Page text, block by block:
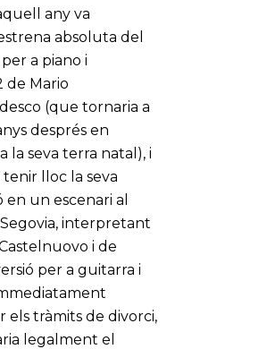
any va
absoluta del
a piano i
de Mario
(que tornaria a
després en
la seva terra natal), i
tenir lloc la seva
un escenari al
interpretant
i de
per a guitarra i
els tràmits de divorci,
legalment el